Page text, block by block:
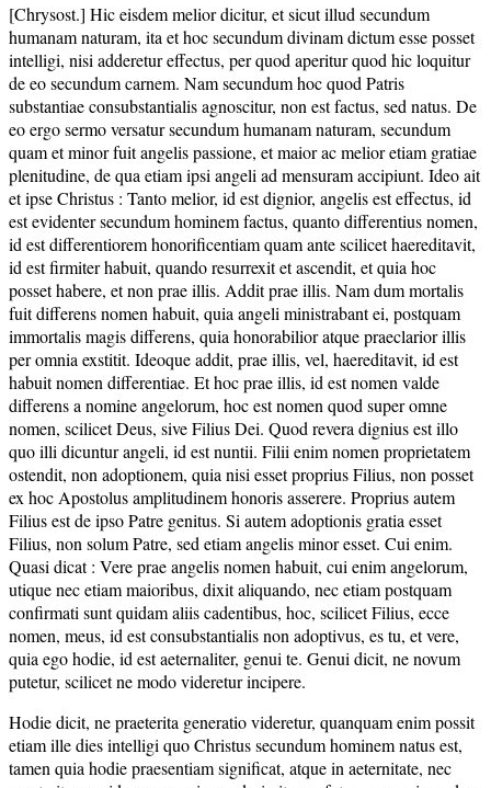
[Chrysost.] Hic eisdem melior dicitur, et sicut illud secundum
humanam naturam, ita et hoc secundum divinam dictum esse posset
intelligi, nisi adderetur effectus, per quod aperitur quod hic loquitur
de eo secundum carnem. Nam secundum hoc quod Patris
substantiae consubstantialis agnoscitur, non est factus, sed natus. De
eo ergo sermo versatur secundum humanam naturam, secundum
quam et minor fuit angelis passione, et maior ac melior etiam gratiae
plenitudine, de qua etiam ipsi angeli ad mensuram accipiunt. Ideo ait
et ipse Christus : Tanto melior, id est dignior, angelis est effectus, id
est evidenter secundum hominem factus, quanto differentius nomen,
id est differentiorem honorificentiam quam ante scilicet haereditavit,
id est firmiter habuit, quando resurrexit et ascendit, et quia hoc
posset habere, et non prae illis. Addit prae illis. Nam dum mortalis
fuit differens nomen habuit, quia angeli ministrabant ei, postquam
immortalis magis differens, quia honorabilior atque praeclarior illis
per omnia exstitit. Ideoque addit, prae illis, vel, haereditavit, id est
habuit nomen differentiae. Et hoc prae illis, id est nomen valde
differens a nomine angelorum, hoc est nomen quod super omne
nomen, scilicet Deus, sive Filius Dei. Quod revera dignius est illo
quo illi dicuntur angeli, id est nuntii. Filii enim nomen proprietatem
ostendit, non adoptionem, quia nisi esset proprius Filius, non posset
ex hoc Apostolus amplitudinem honoris asserere. Proprius autem
Filius est de ipso Patre genitus. Si autem adoptionis gratia esset
Filius, non solum Patre, sed etiam angelis minor esset. Cui enim.
Quasi dicat : Vere prae angelis nomen habuit, cui enim angelorum,
utique nec etiam maioribus, dixit aliquando, nec etiam postquam
confirmati sunt quidam aliis cadentibus, hoc, scilicet Filius, ecce
nomen, meus, id est consubstantialis non adoptivus, es tu, et vere,
quia ego hodie, id est aeternaliter, genui te. Genui dicit, ne novum
putetur, scilicet ne modo videretur incipere.
Hodie dicit, ne praeterita generatio videretur, quanquam enim possit
etiam ille dies intelligi quo Christus secundum hominem natus est,
tamen quia hodie praesentiam significat, atque in aeternitate, nec